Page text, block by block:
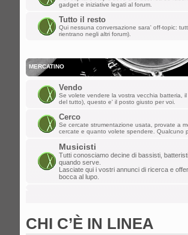
sab nov 02, 2024 2:21 pm
kazurga»ben ritornata
MASTERCUSTOM»
mer set 04, 2024 9:23 am
*Davide*»pulizia dello
mer ago 28, 2024 1:20
kidg » ormai suono solo
vecchi del forum!
lun ago 05, 2024 12:39
è spostato su un altro
gadget e iniziative legati al forum.
Tutto il resto
Qui nessuna conversazione sara' off-topic:
rientrano negli altri forum).
MERCATINO
Vendo
Se volete vendere la vostra vecchia batteria,
del tutto), questo e' il posto giusto per voi.
Cerco
Se cercate strumentazione usata, provate a
cercate e quanto volete spendere. Qualcuno
Musicisti
Tutti conosciamo decine di bassisti,
quando serve.
Lasciate qui i vostri annunci di ricerca e
bocca al lupo.
CHI C’È IN LINEA